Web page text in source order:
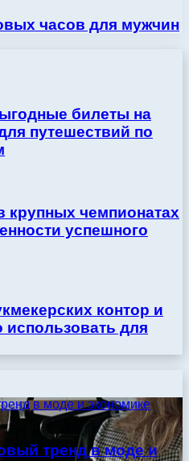
часов для мужчин
билеты на
путешествий по
крупных чемпионатах
успешного
контор и
использовать для
в моде и экономике
тренд в моде и